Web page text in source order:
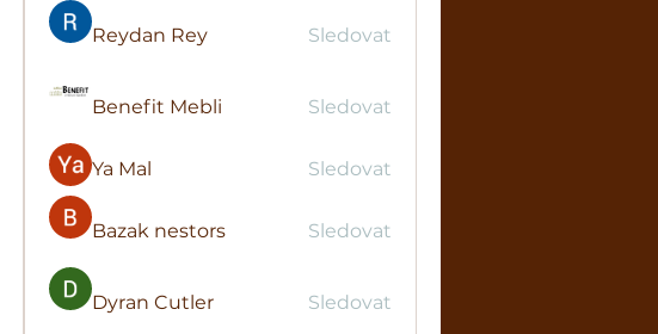
Reydan Rey Sledovat
Benefit Mebli Sledovat
Ya Mal Sledovat
Bazak nestors Sledovat
Dyran Cutler Sledovat